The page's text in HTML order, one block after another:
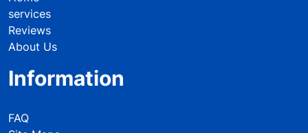
services
Reviews
About Us
Information
FAQ